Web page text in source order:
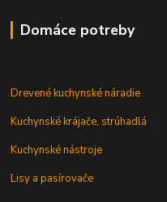
Domáce potreby
Drevené kuchynské náradie
Kuchynské krájače, strúhadlá
Kuchynské nástroje
Lisy a pasírovače